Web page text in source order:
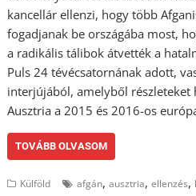
kancellár ellenzi, hogy több
fogadjanak be országába most,
a radikális tálibok átvették a
Puls 24 tévécsatornának adott,
interjújából, amelyből részleteket
Ausztria a 2015 és 2016-os
TOVÁBB OLVASOM
Külföld afgán,ausztria,ellenzés,